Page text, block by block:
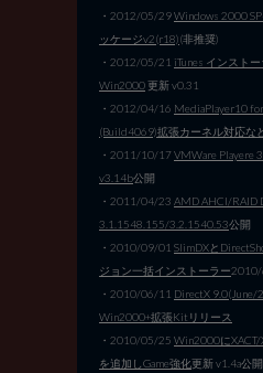
・2012/05/29Windows 2000
ッケージv2(r18)(非推奨)
・2012/05/21 iTunes インスト
Win2000更新 v0.31
・2012/04/16 MediaPlayer10
(Build4069)拡張カーネル対応な
・2011/10/17VMWare Playere
v3.14b公開
・2011/04/23 AMD AHCI/RAID
3.1.1548.155/3.2.1540.53公開
・2010/09/01 SlimDXと
ジョン一括インストーラー2010/
・2010/06/11 DirectX 9.0(June/
Win2000+拡張Kitリリース
・2010/05/25 Win2000に
を追加しGame強化更新 v1.4a公開